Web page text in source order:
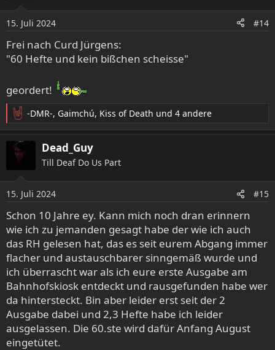
n
e
n
:
15. Juli 2024 #14
Frei nach Curd Jürgens:
"60 Hefte und kein bißchen scheisse"
geordert!
R
e
a
n
e
n
:
-DMR-, Gaimchú, Kiss of Death und 4 andere
Dead_Guy
Till Deaf Do Us Part
15. Juli 2024 #15
Schon 10 Jahre ey. Kann mich noch dran erinnern
wie ich zu jemanden gesagt habe der wie ich auch
das RH gelesen hat, das es seit eurem Abgang immer
flacher und austauschbarer sinngemäß wurde und
ich überrascht war als ich eure erste Ausgabe am
Bahnhofskiosk entdeckt und rausgefunden habe wer
da hintersteckt. Bin aber leider erst seit der 2
Ausgabe dabei und 2,3 Hefte habe ich leider
ausgelassen. Die 60.ste wird dafür Anfang August
eingetütet.